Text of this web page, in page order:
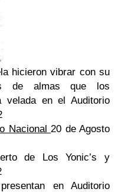
hicieron vibrar con su
de almas que los
velada en el Auditorio
Nacional 20 de Agosto
de Los Yonic’s y
en Auditorio